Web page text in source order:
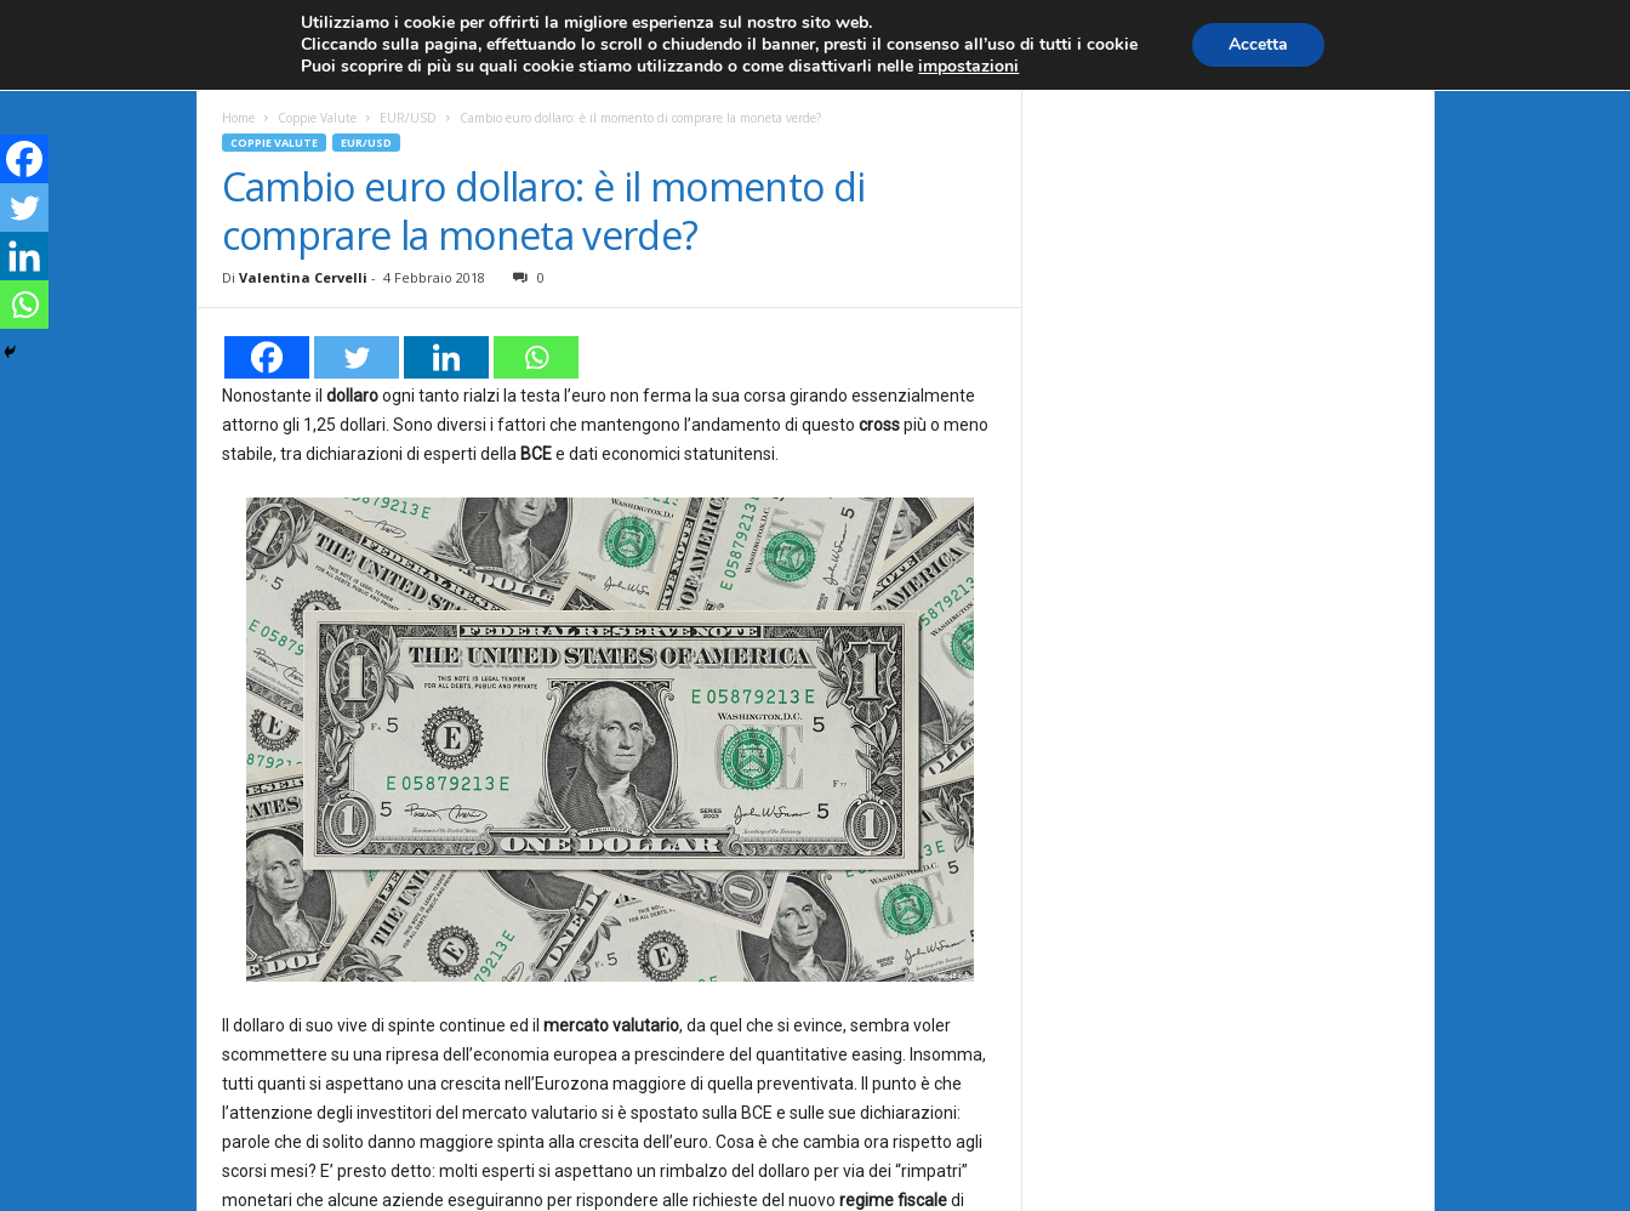
CANDELE GIAPPONESI ECONOMIA FOREX GRATIS FOREX NEWS FOREX SIGNALS FOREX TRADING
F
a
F
r
e
ANALISI TECNICA EURO/DOLLARO ECONOMIA FOREX NEWS
Home Coppie Valute EUR/USD Cambio euro dollaro: è il momento di comprare la moneta verde?
COPPIE VALUTE EUR/USD
Cambio euro dollaro: è il momento di
comprare la moneta verde?
Di Valentina Cervelli - 4 Febbraio 2018 0
Nonostante il dollaroogni tanto rialzi la testa l’euro non ferma la sua corsa girando essenzialmente
attorno gli 1,25 dollari. Sono diversi i fattori che mantengono l’andamento di questo crosspiù o meno
stabile, tra dichiarazioni di esperti della BCEe dati economici statunitensi.
Il dollaro di suo vive di spinte continue ed il mercato valutario, da quel che si evince, sembra voler
scommettere su una ripresa dell’economia europea a prescindere del quantitative easing. Insomma,
tutti quanti si aspettano una crescita nell’Eurozona maggiore di quella preventivata. Il punto è che
l’attenzione degli investitori del mercato valutario si è spostato sulla BCE e sulle sue dichiarazioni:
parole che di solito danno maggiore spinta alla crescita dell’euro. Cosa è che cambia ora rispetto agli
scorsi mesi? E’ presto detto: molti esperti si aspettano un rimbalzo del dollaro per via dei “rimpatri”
monetari che alcune aziende eseguiranno per rispondere alle richieste del nuovo regime fiscaledi
Utilizziamo i cookie per offrirti la migliore esperienza sul nostro sito web.
Cliccando sulla pagina, effettuando lo scroll o chiudendo il banner, presti il consenso all’uso di tutti i cookie
Puoi scoprire di più su quali cookie stiamo utilizzando o come disattivarli nelleimpostazioni
Accetta